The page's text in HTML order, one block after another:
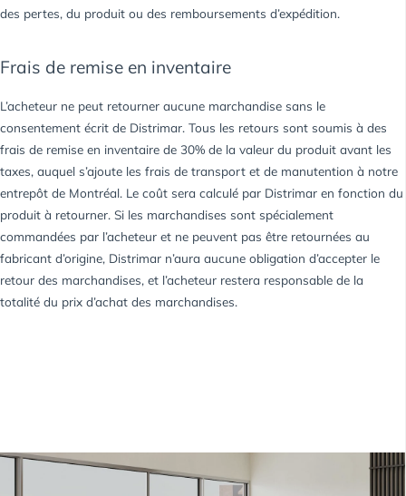
des pertes, du produit ou des remboursements d’expédition.
Frais de remise en inventaire
L’acheteur ne peut retourner aucune marchandise sans le
consentement écrit de Distrimar. Tous les retours sont soumis à des
frais de remise en inventaire de 30% de la valeur du produit avant les
taxes, auquel s’ajoute les frais de transport et de manutention à notre
entrepôt de Montréal. Le coût sera calculé par Distrimar en fonction du
produit à retourner. Si les marchandises sont spécialement
commandées par l’acheteur et ne peuvent pas être retournées au
fabricant d’origine, Distrimar n’aura aucune obligation d’accepter le
retour des marchandises, et l’acheteur restera responsable de la
totalité du prix d’achat des marchandises.